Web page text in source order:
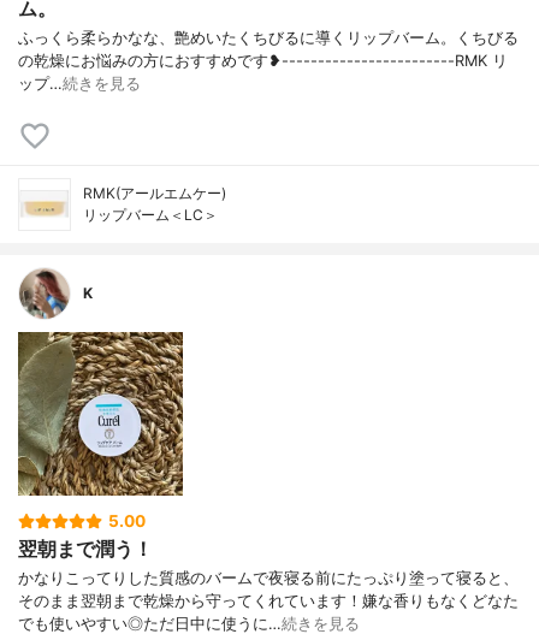
ム。
ふっくら柔らかなな、艶めいたくちびるに導くリップバーム。くちびる
の乾燥にお悩みの方におすすめです❥------------------------RMK リ
ップ…続きを見る
RMK(アールエムケー)
リップバーム＜LC＞
K
5.00
翌朝まで潤う！
かなりこってりした質感のバームで夜寝る前にたっぷり塗って寝ると、
そのまま翌朝まで乾燥から守ってくれています！嫌な香りもなくどなた
でも使いやすい◎ただ日中に使うに…続きを見る